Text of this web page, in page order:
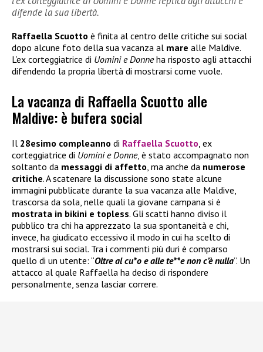
difende la sua libertà.
Raffaella Scuotto è finita al centro delle critiche sui social
dopo alcune foto della sua vacanza al mare alle Maldive.
L’ex corteggiatrice di Uomini e Donneha risposto agli attacchi
difendendo la propria libertà di mostrarsi come vuole.
La vacanza di Raffaella Scuotto alle
Maldive: è bufera social
Il 28esimo compleanno di Raffaella Scuotto , ex
corteggiatrice di Uomini e Donne, è stato accompagnato non
soltanto da messaggi di affetto , ma anche da numerose
critiche. A scatenare la discussione sono state alcune
immagini pubblicate durante la sua vacanza alle Maldive,
trascorsa da sola, nelle quali la giovane campana si è
mostrata in bikini e topless. Gli scatti hanno diviso il
pubblico tra chi ha apprezzato la sua spontaneità e chi,
invece, ha giudicato eccessivo il modo in cui ha scelto di
mostrarsi sui social. Tra i commenti più duri è comparso
quello di un utente: “Oltre al cu*o e alle te**e non c’è nulla”. Un
attacco al quale Raffaella ha deciso di rispondere
personalmente, senza lasciar correre.